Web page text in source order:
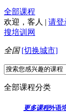
全部课程
欢迎， 客人 | 请登
搜培训网
全国 [切换城市]
全部课程分类
更多课程外语